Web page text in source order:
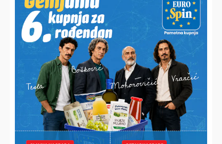
NAJNOVIJE VIJESTI
RODA KOJA SE DOBRANO UDOMAĆILA
Prije tri godine Roky je prvi put sletio u dvorište obitelji
Rukavina, a danas je njihovo prijateljstvo neraskidivo